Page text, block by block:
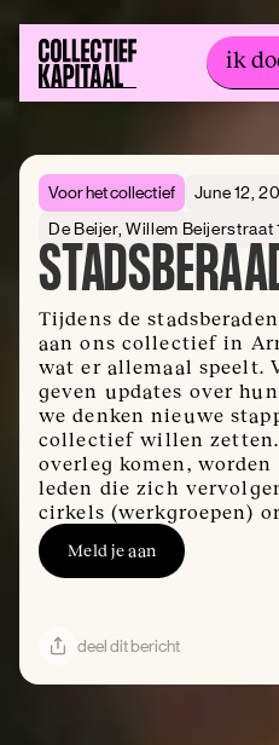
ik
ik
Voor het collectief June 12,
De Beijer, Willem Beijerstraat
Tijdens de
aan ons collectief in
wat er allemaal speelt.
geven updates over
we denken nieuwe
collectief willen
overleg komen, worden
leden die zich
cirkels (werkgroepen)
Meld je aan
deel dit bericht